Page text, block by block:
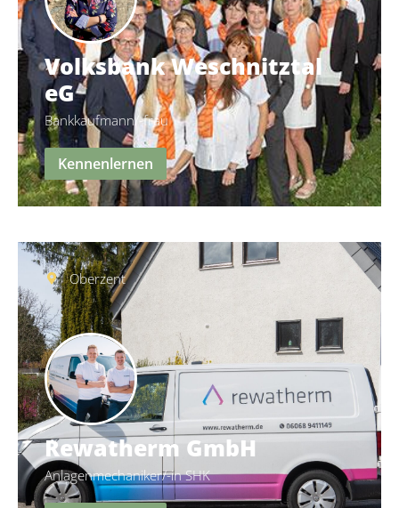
Volksbank Weschnitztal
eG
Bankkaufmann/-frau
Kennenlernen
Oberzent
Rewatherm GmbH
Anlagenmechaniker/-in SHK